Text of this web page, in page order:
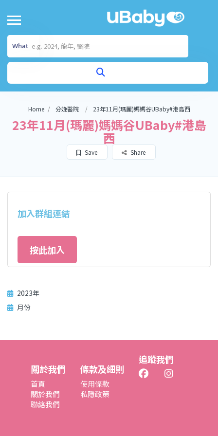
What
Home 分娩醫院 23年11月(瑪麗)媽媽谷UBaby#港島西
23年11月(瑪麗)媽媽谷UBaby#港島
西
Save Share
加入群組連結
按此加入
2023年
月份
關於我們
首頁
關於我們
聯絡我們
條款及細則
使用條款
私隱政策
追蹤我們